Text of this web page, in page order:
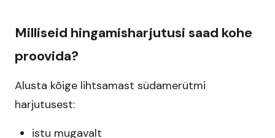
Milliseid hingamisharjutusi saad kohe
proovida?
Alusta kõige lihtsamast südamerütmi
harjutusest:
istu mugavalt